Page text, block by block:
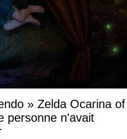
» Zelda Ocarina of
personne n'avait